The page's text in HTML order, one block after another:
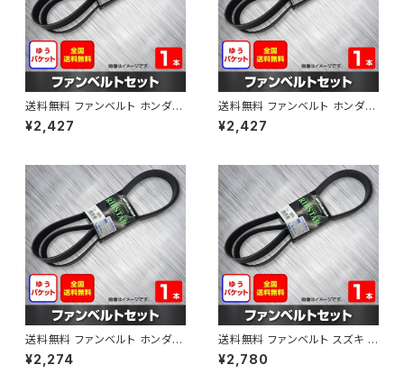
送料無料 ファンベルト ホンダ
ゼスト 型式JE1 H18.03～H24.
11 （国内トップメーカー） 1本 H
¥2,427
送料無料 ファンベルト ホンダ ラ
イフ 型式JB6 H15.09～H20.1
1 （国内トップメーカー） 1本 HA
¥2,427
送料無料 ファンベルト ホンダ フ
ィット 型式GE6 H19.10～H25.
09 （国内トップメーカー） 1本 H
¥2,274
送料無料 ファンベルト スズキ ス
ペーシア 型式MK32S H25.03
～H30.02 （国内トップメーカ
¥2,780